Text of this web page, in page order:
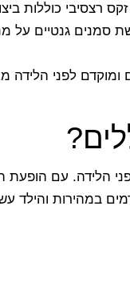
רצסיבי כוללות
גנטיים על
לפני הלידה
הלידה. עם הופעת
במהירות והילד